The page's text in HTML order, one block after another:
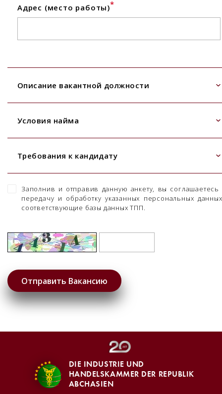
Адрес (место работы)*
Описание вакантной должности
Условия найма
Требования к кандидату
Заполнив и отправив данную анкету, вы соглашаетесь
передачу и обработку указанных персональных
соответствующие базы данных ТПП.
DIE INDUSTRIE UND
HANDELSKAMMER DER REPUBLIK
ABCHASIEN